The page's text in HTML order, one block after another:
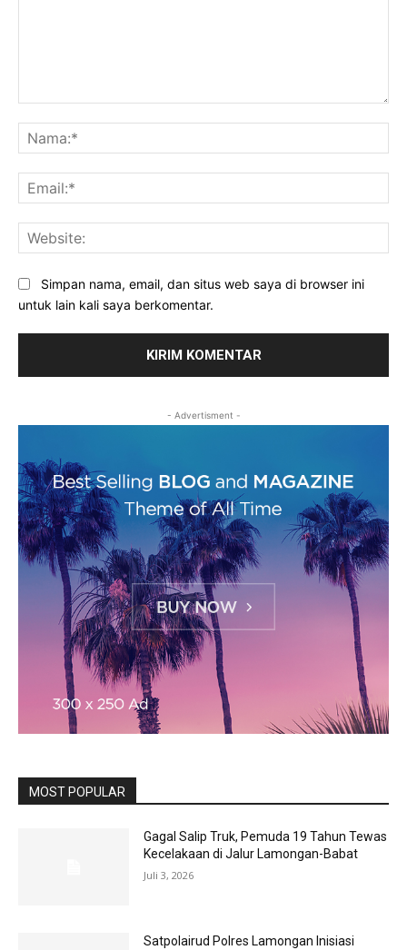
Simpan nama, email, dan situs web saya di browser ini
untuk lain kali saya berkomentar.
- Advertisment -
MOST POPULAR
Gagal Salip Truk, Pemuda 19 Tahun Tewas
Kecelakaan di Jalur Lamongan-Babat
Juli 3, 2026
Satpolairud Polres Lamongan Inisiasi